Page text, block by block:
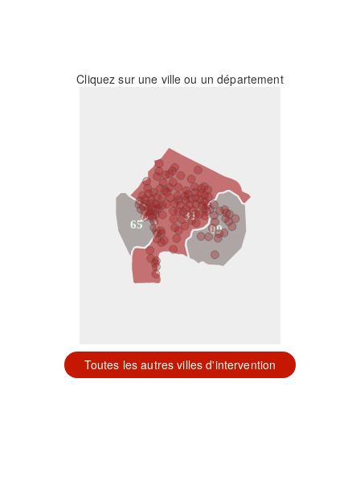
Cliquez sur une ville ou un département
31
09
65
Toutes les autres villes d'intervention